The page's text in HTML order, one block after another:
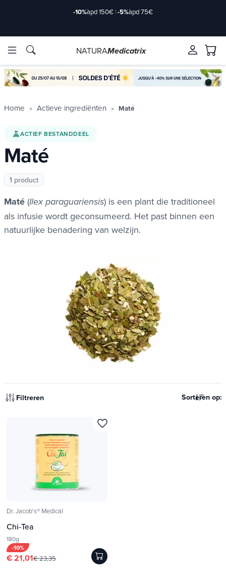
ingrediënten Merken
-10%àpd 150€ |-5%àpd 75€
ingrediënten Merken
NATURAMedicatrix
Home Actieve ingrediënten Maté
ACTIEF BESTANDDEEL
Maté
1 product
Maté (Ilex paraguariensis) is een plant die traditioneel
als infusie wordt geconsumeerd. Het past binnen een
natuurlijke benadering van welzijn.
Filtreren Sorteren op:
Dr. Jacob's® Medical
Chi-Tea
180g
-10%
€ 21,01€ 23,35
favorite_border